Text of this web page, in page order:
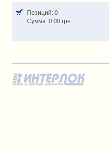
Позиций: 0
Cумма: 0.00 грн.